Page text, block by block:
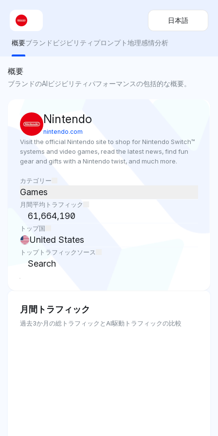
日本語
概要ブランドビジビリティ プロンプト地理感情分析
概要
ブランドのAIビジビリティパフォーマンスの包括的な概要。
Nintendo
nintendo.com
Visit the official Nintendo site to shop for Nintendo Switch™
systems and video games, read the latest news, find fun
gear and gifts with a Nintendo twist, and much more.
カテゴリー
Games
月間平均トラフィック
61,664,190
トップ国
United States
トップトラフィックソース
Search
月間トラフィック
過去3か月の総トラフィックとAI駆動トラフィックの比較